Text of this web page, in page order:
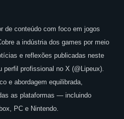
de conteúdo com foco em jogos
a indústria dos games por meio
e reflexões publicadas neste
perfil profissional no X (@Lipeux).
e abordagem equilibrada,
as plataformas — incluindo
PC e Nintendo.